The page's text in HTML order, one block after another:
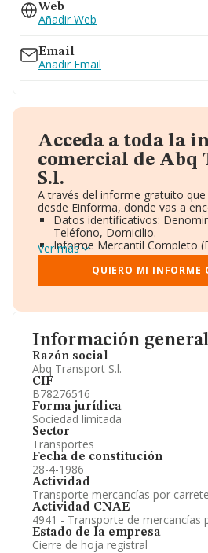
Información general
Razón social
Abq Transport S.l.
CIF
B78276516
Forma jurídica
Sociedad limitada
Sector
Transportes
Fecha de constitución
28-4-1986
Actividad
Transporte mercancías por
Actividad CNAE
4941 - Transporte de mercancías
Estado de la empresa
Cierre de hoja registral
Web
Añadir Web
Email
Añadir Email
Acceda a toda la
comercial de Abq
S.l.
A través del informe gratuito
desde Einforma, donde vas a
Datos identificativos:
Teléfono, Domicilio.
Informe Mercantil Completo
Gráficos de Evolución Ventas
Consejo de Administración y
Directivos y Ejecutivos.
Información oficial y registral
Ver más
QUIERO MI INFORME